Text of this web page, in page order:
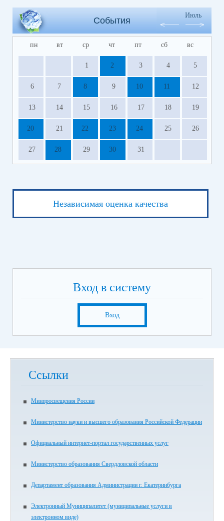
События
Июль
пн вт ср чт пт сб вс
1 2 3 4 5
6 7 8 9 10 11 12
13 14 15 16 17 18 19
20 21 22 23 24 25 26
27 28 29 30 31
Независимая оценка качества
Вход в систему
Вход
Ссылки
Минпросвещения России
Министерство науки и высшего образования Российской Федерации
Официальный интернет-портал государственных услуг
Министерство образования Свердловской области
Департамент образования Администрации г. Екатеринбурга
Электронный Муниципалитет (муниципальные услуги в
электронном виде)